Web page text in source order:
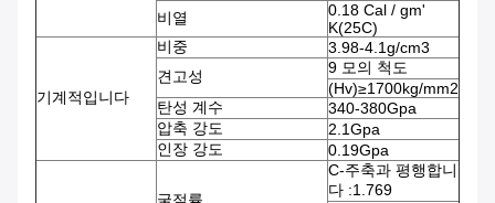
비열
0.18 Cal / gm'
K(25C)
기계적입니다
비중
3.98-4.1g/cm3
견고성
9 모의 척도
(Hv)≥1700kg/mm2
탄성 계수
340-380Gpa
압축 강도
2.1Gpa
인장 강도
0.19Gpa
C-주축과 평행합니
다 :1.769